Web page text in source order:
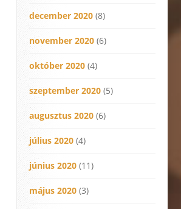
december 2020 (8)
november 2020 (6)
október 2020 (4)
szeptember 2020 (5)
augusztus 2020 (6)
július 2020 (4)
június 2020 (11)
május 2020 (3)